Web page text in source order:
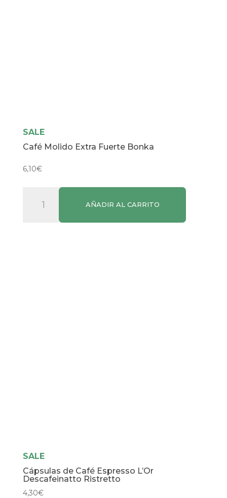
SALE
Café Molido Extra Fuerte Bonka
6,10€
Molido
AÑADIR AL CARRITO
SALE
Cápsulas de Café Espresso L’Or
Descafeinatto Ristretto
4,30€